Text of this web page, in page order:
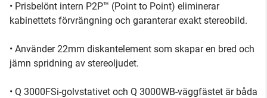
• Prisbelönt intern P2P™ (Point to Point) eliminerar
kabinettets förvrängning och garanterar exakt stereobild.
• Använder 22mm diskantelement som skapar en bred och
jämn spridning av stereoljudet.
• Q 3000FSi-golvstativet och Q 3000WB-väggfästet är båda